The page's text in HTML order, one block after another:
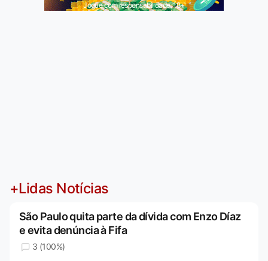
Jogue com responsabilidade. 18+
+Lidas Notícias
São Paulo quita parte da dívida com Enzo Díaz
e evita denúncia à Fifa
3 (100%)